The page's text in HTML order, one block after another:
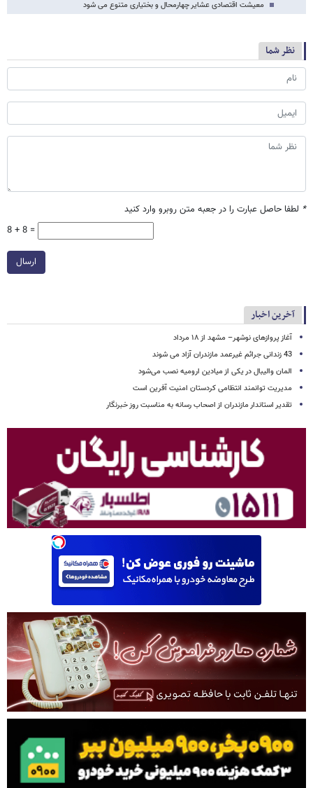
معیشت اقتصادی عشایر چهارمحال و بختیاری متنوع می شود
نظر شما
* لطفا حاصل عبارت را در جعبه متن روبرو وارد کنید
8 + 8 =
ارسال
آخرین اخبار
آغاز پروازهای نوشهر– مشهد از ۱۸ مرداد
43 زندانی جرائم غیرعمد مازندران آزاد می شوند
المان والیبال در یکی از میادین ارومیه نصب می‌شود
مدیریت توانمند انتظامی کردستان امنیت آفرین است
تقدیر استاندار مازندران از اصحاب رسانه به مناسبت روز خبرنگار